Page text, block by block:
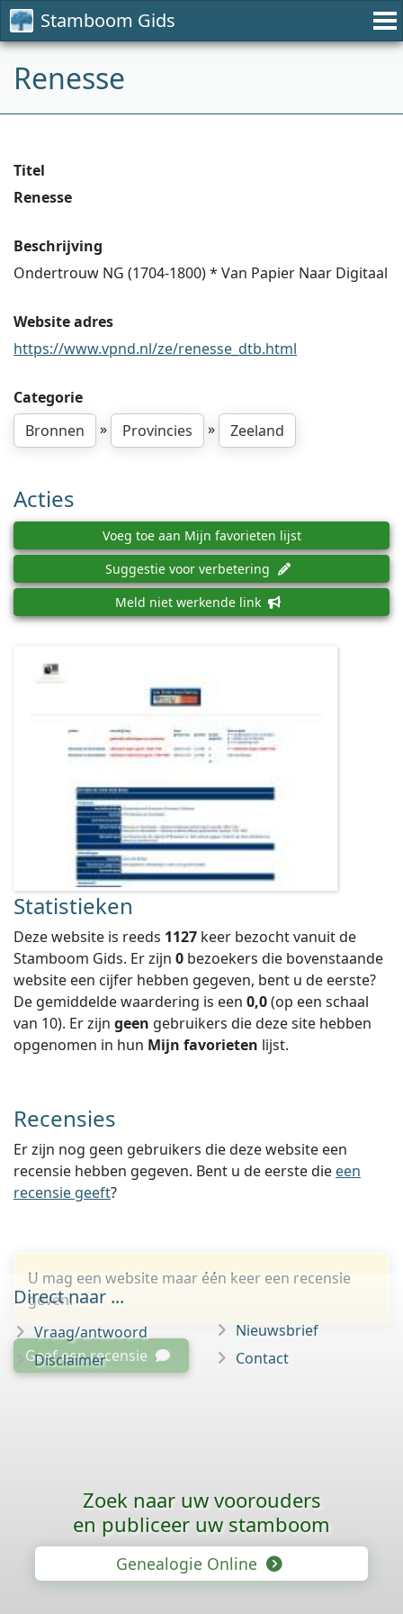
Stamboom Gids
Renesse
Titel
Renesse
Beschrijving
Ondertrouw NG (1704-1800) * Van Papier Naar Digitaal
Website adres
https://www.vpnd.nl/ze/renesse_dtb.html
Categorie
Bronnen
» Provincies » Zeeland
Acties
Voeg toe aan Mijn favorieten lijst
Suggestie voor verbetering
Meld niet werkende link
Statistieken
Deze website is reeds 1127 keer bezocht vanuit de
Stamboom Gids. Er zijn 0 bezoekers die bovenstaande
website een cijfer hebben gegeven, bent u de eerste?
De gemiddelde waardering is een 0,0(op een schaal
van 10). Er zijn geen gebruikers die deze site hebben
opgenomen in hun Mijn favorieten lijst.
Recensies
Er zijn nog geen gebruikers die deze website een
recensie hebben gegeven. Bent u de eerste die een
recensie geeft?
U mag een website maar één keer een recensie
geven.
Geef een recensie
Direct naar ...
Vraag/antwoord
Disclaimer
Nieuwsbrief
Contact
Zoek naar uw voorouders
en publiceer uw stamboom
Genealogie Online